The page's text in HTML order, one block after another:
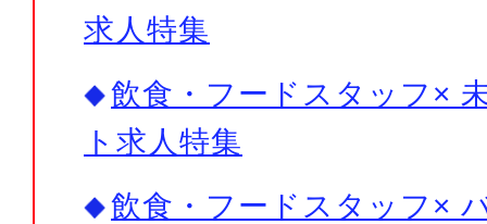
求人特集
飲食・フードスタッフ×
ト求人特集
飲食・フードスタッフ×